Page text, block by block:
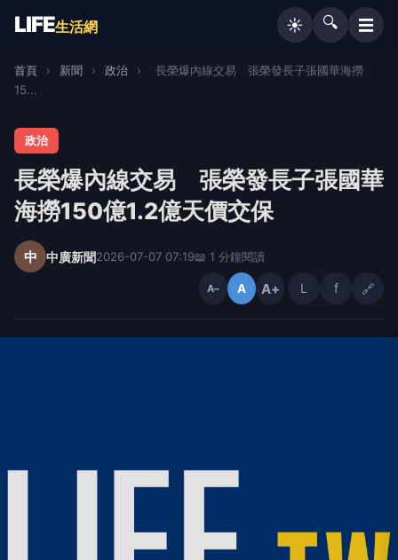
LIFE生活網 ☀️ 🔍 ☰
首頁 › 新聞 › 政治 ›
長榮爆內線交易 張榮發長子張國華海撈
15...
政治
長榮爆內線交易 張榮發長子張國華
海撈150億1.2億天價交保
中 中廣新聞2026-07-07 07:19📖 1 分鐘閱讀
A− A A+ L f 🔗